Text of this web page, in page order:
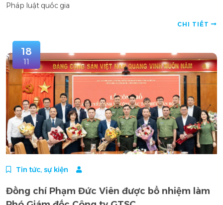
Pháp luật quốc gia
CHI TIẾT
18
11
Tin tức, sự kiện
Đồng chí Phạm Đức Viên được bổ nhiệm làm